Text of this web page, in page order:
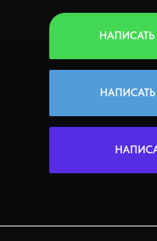
НАПИСАТЬ
НАПИСАТЬ